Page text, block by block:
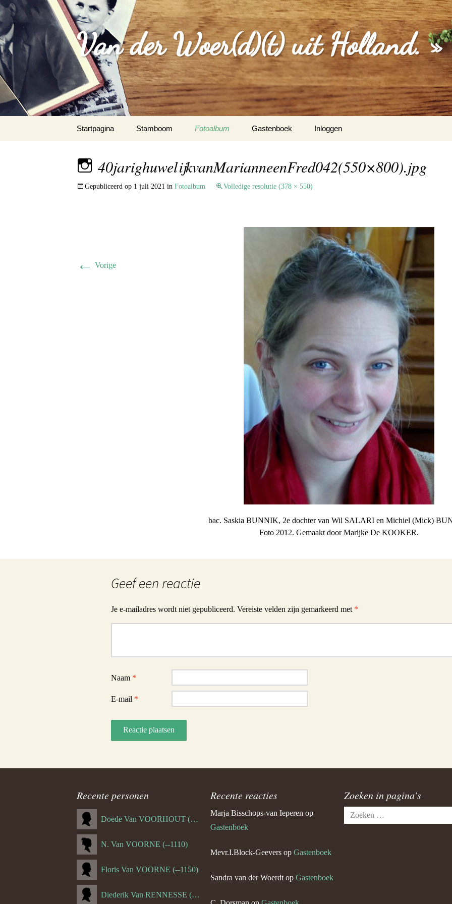
Van der Woer(d)(t) uit Holland. »
naar
Startpagina Stamboom Fotoalbum Gastenboek
Inloggen
40jarighuwelijkvanMarianneenFred042(550×800).jpg
Gepubliceerd op 1 juli 2021 in Fotoalbum Volledige resolutie (378 × 550)
← Vorige
bac. Saskia BUNNIK, 2e dochter van Wil SALARI en Michiel (Mick)
Foto 2012. Gemaakt door Marijke De KOOKER.
Geef een reactie
Je e-mailadres wordt niet gepubliceerd. Vereiste velden zijn gemarkeerd met *
Naam *
E-mail *
Recente personen
Doede Van VOORHOUT (Van FORNEHOLT) (--1101)
N. Van VOORNE (--1110)
Floris Van VOORNE (--1150)
Diederik Van RENNESSE (--1144)
Recente reacties
Marja Bisschops-van Ieperen op
Gastenboek
Mevr.I.Block-Geevers op Gastenboek
Sandra van der Woerdt op Gastenboek
Zoeken in pagina’s
Zoeken
naar: